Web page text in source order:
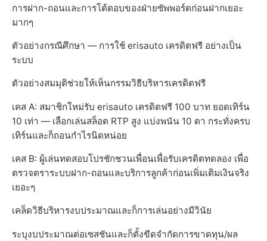
การฝาก-ถอนและการโต้ตอบของฝ่ายซัพพอร์ตก่อนฝากเยอะ
มากๆ
ตัวอย่างกรณีศึกษา — การใช้ erisauto เครดิตฟรี อย่างเป็น
ระบบ
ตัวอย่างสมมุติช่วยให้เห็นกรรมวิธีบริหารเครดิตฟรี
เคส A: สมาชิกใหม่รับ erisauto เครดิตฟรี 100 บาท ยอดเทิร์น
10 เท่า — เลือกเล่นสล็อต RTP สูง แบ่งพนัน 10 ตา กระทั่งครบ
เทิร์นและก็ถอนกำไรนิดหน่อย
เคส B: ผู้เล่นทดสอบโปรชักชวนเพื่อนเพื่อรับเครดิตทดลอง เพื่อ
ตรวจตราระบบฝาก-ถอนและบริการลูกค้าก่อนเพิ่มเติมเงินจริง
เยอะๆ
เคล็ดวิธีบริหารงบประมาณและก็การเล่นอย่างมีวินัย
ระบุงบประมาณต่อเซสชันและก็ตั้งขีดจำกัดการขาดทุน/ผล